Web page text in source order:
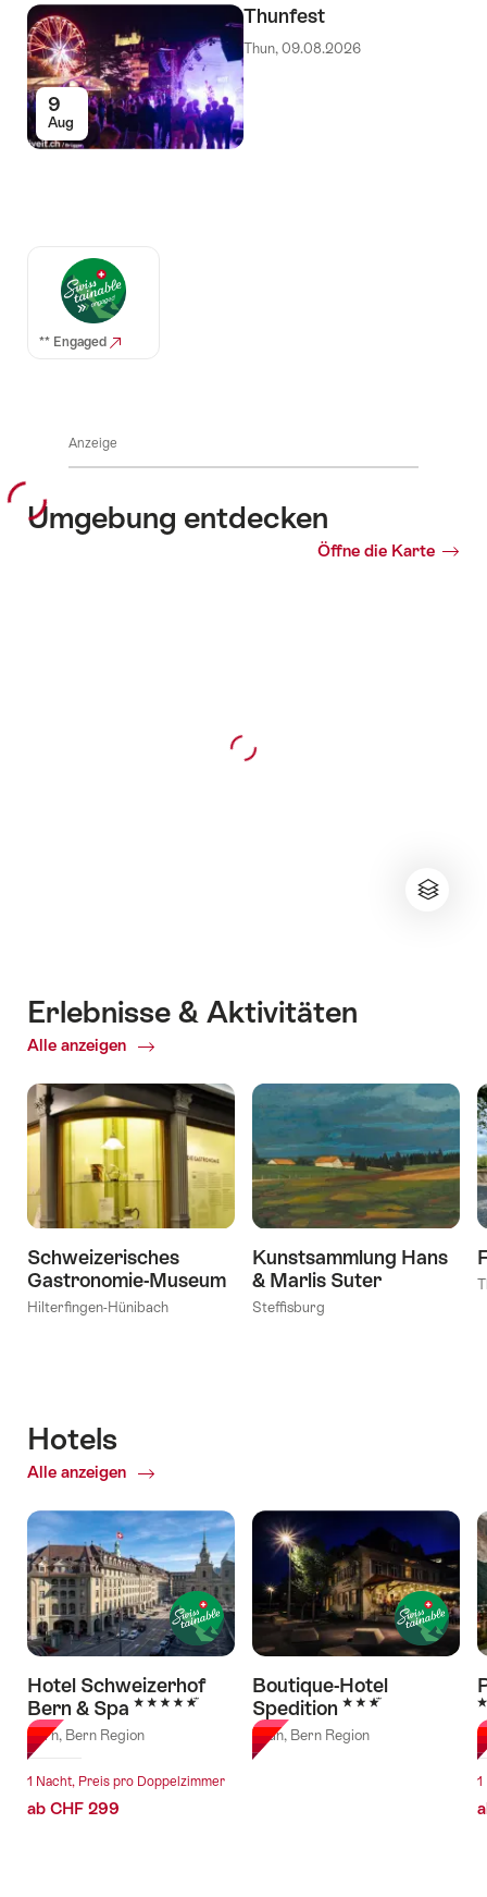
9
Aug
Thunfest
Thun, 09.08.2026
Auszeichnungen
** Engaged
Anzeige
Umgebung entdecken
Öffne die Karte
Erlebnisse & Aktivitäten
Alle anzeigen
ofErlebnisse
Aktivitäten
Schweizerisches
Gastronomie-Museum
Hilterfingen-Hünibach
Kunstsammlung Hans
& Marlis Suter
Steffisburg
Hotels
Alle anzeigen
of
Hotel Schweizerhof
Bern & Spa 5 Sterne
Bern, Bern Region
1 Nacht, Preis pro Doppelzimmer
ab CHF 299
Boutique-Hotel
Spedition 3 Sterne
Thun, Bern Region
1